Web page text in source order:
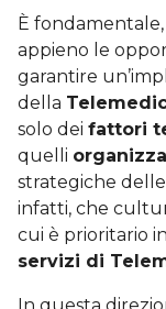
È
appieno le
garantire
della
solo dei fattori
quelli
strategiche
infatti, che
cui è prioritario
servizi di